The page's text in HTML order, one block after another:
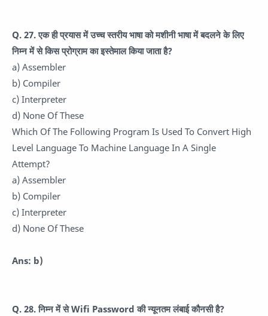
Q. 27. एक ही प्रयास में उच्च स्तरीय भाषा को मशीनी भाषा में बदलने के लिए
निम्न में से किस प्रोग्राम का इस्तेमाल किया जाता है?
a) Assembler
b) Compiler
c) Interpreter
d) None Of These
Which Of The Following Program Is Used To Convert High
Level Language To Machine Language In A Single
Attempt?
a) Assembler
b) Compiler
c) Interpreter
d) None Of These
Ans: b)
Q. 28. निम्न में से Wifi Password की न्यूनतम लंबाई कौनसी है?